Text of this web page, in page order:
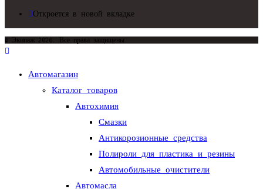
Откроется в новой вкладке
© Экипаж 2026. Все права защищены.
Автомагазин
Каталог товаров
Автохимия
Смазки
Антикорозионные средства
Полироли для пластика и резины
Автомобильные очистители
Автомасла